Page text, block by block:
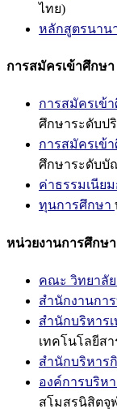
ไทย)
หลักสูตรนาน
การสมัครเข้าศึกษา
การสมัครเ
ศึกษาระดับ
การสมัครเข้
ศึกษาระดับ
ค่าธรรมเนีย
ทุนการศึกษา
หน่วยงานการศึกษา
คณะ วิทยาลั
สำนักงานกา
สำนักบริหาร
เทคโนโลยีส
สำนักบริหาร
องค์การบริห
สโมสรนิสิตจุ